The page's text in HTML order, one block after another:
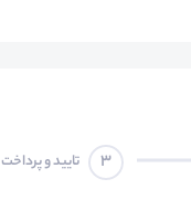
3 تایید و پرداخت